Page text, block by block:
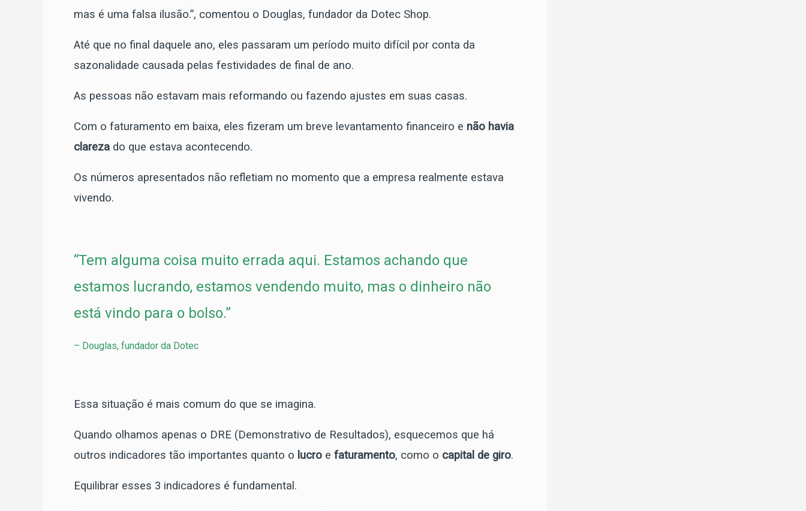
mas é uma falsa ilusão.”, comentou o Douglas, fundador da Dotec Shop.
Até que no final daquele ano, eles passaram um período muito difícil por conta da
sazonalidade causada pelas festividades de final de ano.
As pessoas não estavam mais reformando ou fazendo ajustes em suas casas.
Com o faturamento em baixa, eles fizeram um breve levantamento financeiro e não havia
clareza do que estava acontecendo.
Os números apresentados não refletiam no momento que a empresa realmente estava
vivendo.
“Tem alguma coisa muito errada aqui. Estamos achando que
estamos lucrando, estamos vendendo muito, mas o dinheiro não
está vindo para o bolso.”
– Douglas, fundador da Dotec
Essa situação é mais comum do que se imagina.
Quando olhamos apenas o DRE (Demonstrativo de Resultados), esquecemos que há
outros indicadores tão importantes quanto o lucro e faturamento, como o capital de giro.
Equilibrar esses 3 indicadores é fundamental.